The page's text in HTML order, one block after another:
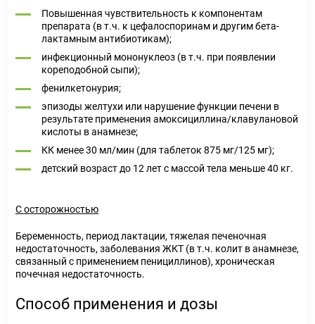
Повышенная чувствительность к компонентам
препарата (в т.ч. к цефалоспоринам и другим бета-
лактамным антибиотикам);
инфекционный мононуклеоз (в т.ч. при появлении
кореподобной сыпи);
фенилкетонурия;
эпизоды желтухи или нарушение функции печени в
результате применения амоксициллина/клавулановой
кислоты в анамнезе;
КК менее 30 мл/мин (для таблеток 875 мг/125 мг);
детский возраст до 12 лет с массой тела меньше 40 кг.
С осторожностью
Беременность, период лактации, тяжелая печеночная
недостаточность, заболевания ЖКТ (в т.ч. колит в анамнезе,
связанный с применением пенициллинов), хроническая
почечная недостаточность.
Способ применения и дозы